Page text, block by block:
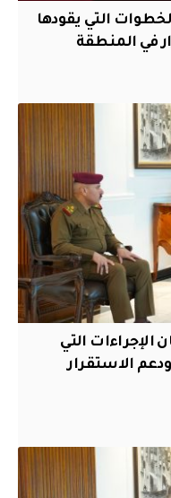
التي يقودها
في المنطقة
الإجراءات التي
الاستقرار